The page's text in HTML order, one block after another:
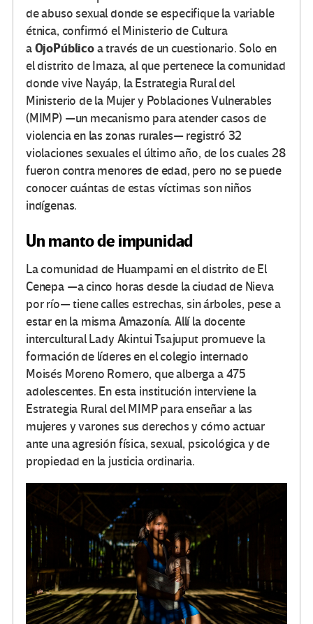
de abuso sexual donde se especifique la variable
étnica, confirmó el Ministerio de Cultura
aOjoPúblicoa través de un cuestionario. Solo en
el distrito de Imaza, al que pertenece la comunidad
donde vive Nayáp, la Estrategia Rural del
Ministerio de la Mujer y Poblaciones Vulnerables
(MIMP) —un mecanismo para atender casos de
violencia en las zonas rurales— registró 32
violaciones sexuales el último año, de los cuales 28
fueron contra menores de edad, pero no se puede
conocer cuántas de estas víctimas son niños
indígenas.
Un manto de impunidad
La comunidad de Huampami en el distrito de El
Cenepa —a cinco horas desde la ciudad de Nieva
por río— tiene calles estrechas, sin árboles, pese a
estar en la misma Amazonía. Allí la docente
intercultural Lady Akintui Tsajuput promueve la
formación de líderes en el colegio internado
Moisés Moreno Romero, que alberga a 475
adolescentes. En esta institución interviene la
Estrategia Rural del MIMP para enseñar a las
mujeres y varones sus derechos y cómo actuar
ante una agresión física, sexual, psicológica y de
propiedad en la justicia ordinaria.